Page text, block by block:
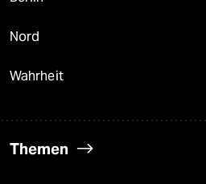
Nord
Wahrheit
Themen